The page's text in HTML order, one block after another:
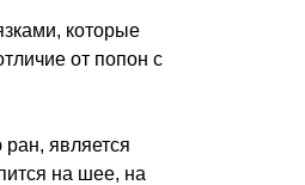
которые
от попон с
является
на шее, на